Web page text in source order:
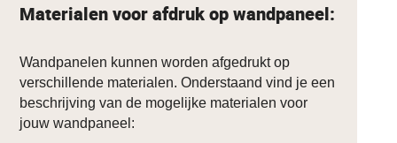
Materialen voor afdruk op wandpaneel:
Wandpanelen kunnen worden afgedrukt op
verschillende materialen. Onderstaand vind je een
beschrijving van de mogelijke materialen voor
jouw wandpaneel: